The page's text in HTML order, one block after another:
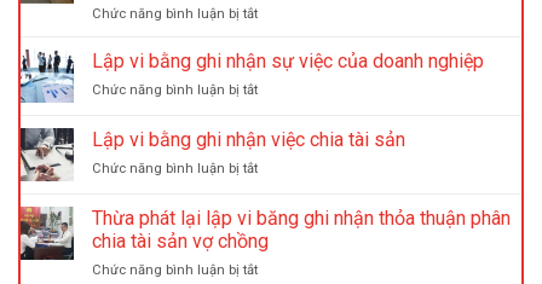
Chức năng bình luận bị tắtở
vi
bằng
đặt
mua
tài
nhưng
không
Lập vi bằng ghi nhận sự việc của doanh nghiệp
Chức năng bình luận bị tắtở
bằng
ghi
sự
của
doanh
Lập vi bằng ghi nhận việc chia tài sản
Chức năng bình luận bị tắtở
vi
bằng
ghi
nhận
Thừa phát lại lập vi băng ghi nhận thỏa thuận phân
chia tài sản vợ chồng
Chức năng bình luận bị tắtở